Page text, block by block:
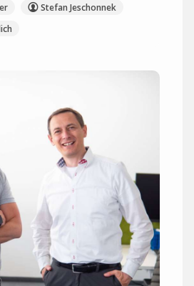
Stefan Jeschonnek